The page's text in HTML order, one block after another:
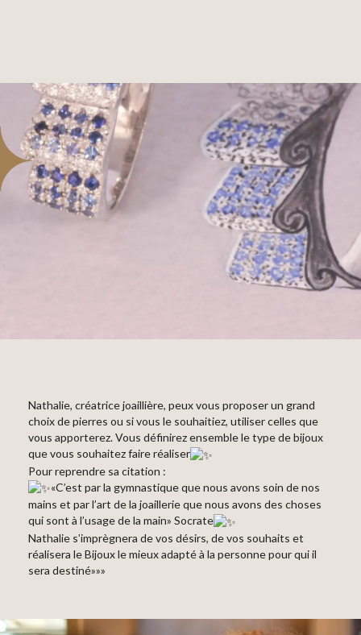
Nathalie, créatrice joaillière, peux vous proposer un grand
choix de pierres ou si vous le souhaitiez, utiliser celles que
vous apporterez. Vous définirez ensemble le type de bijoux
que vous souhaitez faire réaliser
Pour reprendre sa citation :
«C’est par la gymnastique que nous avons soin de nos
mains et par l’art de la joaillerie que nous avons des choses
qui sont à l’usage de la main» Socrate
Nathalie s’imprègnera de vos désirs, de vos souhaits et
réalisera le Bijoux le mieux adapté à la personne pour qui il
sera destiné»»»